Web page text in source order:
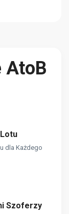
AtoB
dla Każdego
Szoferzy